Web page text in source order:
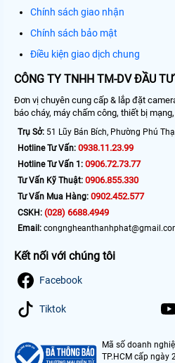
Chính sách giao nhận
Chính sách bảo mật
Điều kiện giao dịch chung
CÔNG TY TNHH TM-DV ĐẦU
Đơn vị chuyên cung cấp & lắp đặt
báo cháy, máy chấm công, thiết bị mạng,
Trụ Sở: 51 Lũy Bán Bích, Phường Phú
Hotline Tư Vấn: 0938.11.23.99
Hotline Tư Vấn 1: 0906.72.73.77
Tư Vấn Kỹ Thuật: 0906.855.330
Tư Vấn Mua Hàng: 0902.452.577
CSKH: (028) 6688.4949
Email:
Kết nối với chúng tôi
Facebook
Tiktok
Mã số doanh
TP.HCM cấp ngày